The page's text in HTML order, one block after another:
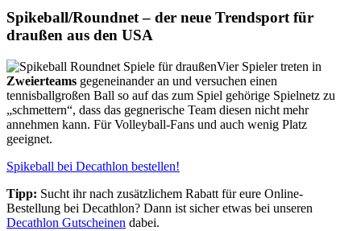
Spikeball/Roundnet – der neue Trendsport für
draußen aus den USA
Vier Spieler treten in
Zweierteams gegeneinander an und versuchen einen
tennisballgroßen Ball so auf das zum Spiel gehörige Spielnetz zu
„schmettern“, dass das gegnerische Team diesen nicht mehr
annehmen kann. Für Volleyball-Fans und auch wenig Platz
geeignet.
Spikeball bei Decathlon bestellen!
Tipp: Sucht ihr nach zusätzlichem Rabatt für eure Online-
Bestellung bei Decathlon? Dann ist sicher etwas bei unseren
Decathlon Gutscheinen dabei.